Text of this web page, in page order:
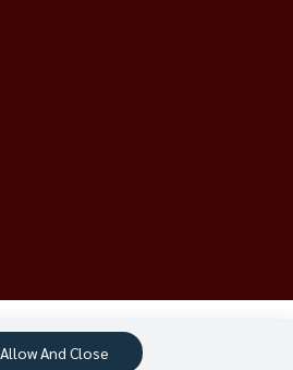
Allow And Close